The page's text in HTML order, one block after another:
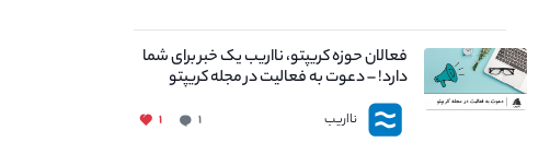
فعالان حوزه کریپتو، نااریب یک خبر برای شما
دارد! – دعوت به فعالیت در مجله کریپتو
نااریب ۱ ۱